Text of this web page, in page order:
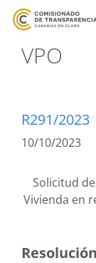
VPO
R291/2023
10/10/2023
Solicitud
Vivienda en